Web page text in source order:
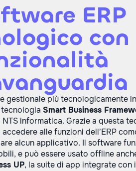
ERP
con
gestionale più tecnologicamente
Smart Business
informatica. Grazie a questa
alle funzioni dell’ERP
alcun applicativo. Il software
e può essere usato offline
UP, la suite di app integrate con